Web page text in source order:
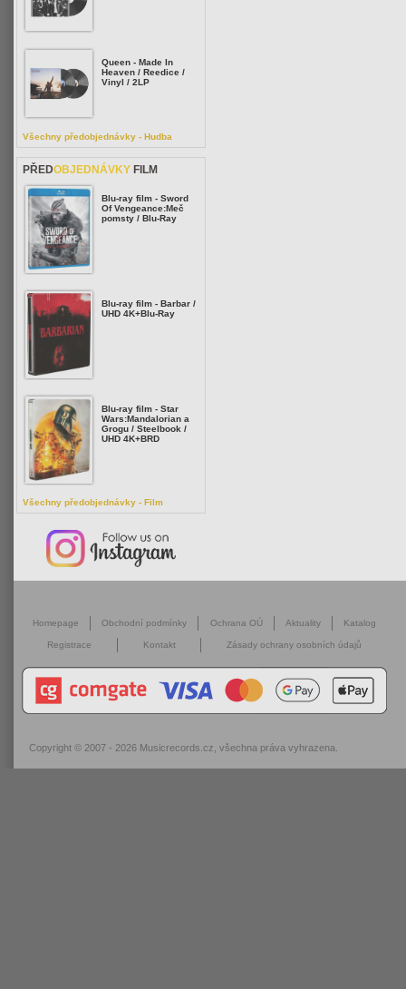
Queen - Made In
Heaven / Reedice /
Vinyl / 2LP
Všechny předobjednávky - Hudba
PŘEDOBJEDNÁVKY FILM
Blu-ray film - Sword
Of Vengeance:Meč
pomsty / Blu-Ray
Blu-ray film - Barbar /
UHD 4K+Blu-Ray
Blu-ray film - Star
Wars:Mandalorian a
Grogu / Steelbook /
UHD 4K+BRD
Všechny předobjednávky - Film
Homepage Obchodní podmínky Ochrana OÚ Aktuality Katalog
Registrace Kontakt Zásady ochrany osobních údajů
Copyright © 2007 - 2026 Musicrecords.cz , všechna práva vyhrazena.